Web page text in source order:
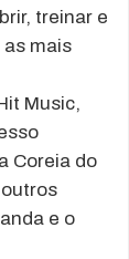
treinar e
mais
Music,
Coreia do
e o